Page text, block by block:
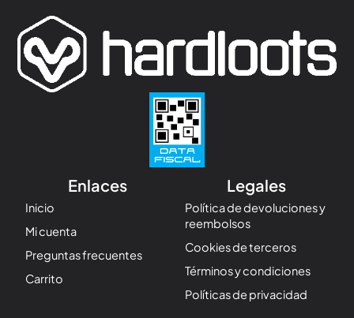
Enlaces
Inicio
Mi cuenta
Preguntas frecuentes
Carrito
Legales
Política de devoluciones y
reembolsos
Cookies de terceros
Términos y condiciones
Políticas de privacidad